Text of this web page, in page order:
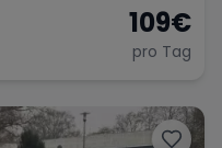
109€
pro Tag